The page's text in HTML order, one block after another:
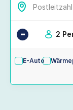
- 2
E-Auto